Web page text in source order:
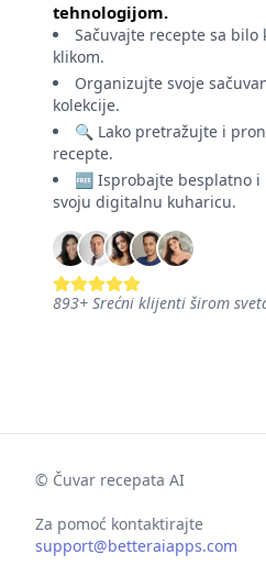
tehnologijom.
Sačuvajte recepte sa
klikom.
Organizujte svoje
kolekcije.
🔍 Lako pretražujte i
recepte.
🆓 Isprobajte besplatno
svoju digitalnu kuharicu.
893+ Srećni klijenti širom
© Čuvar recepata AI
Za pomoć kontaktirajte
support@betteraiapps.com